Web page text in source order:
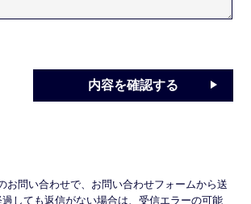
内容を確認する
お問い合わせで、お問い合わせフォームから送
しても返信がない場合は、受信エラーの可能